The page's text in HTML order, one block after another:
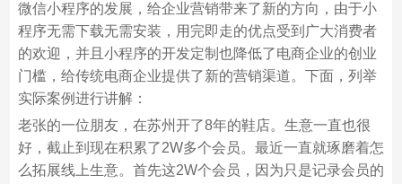
微信小程序的发展，给企业营销带来了新的方向，由于小
程序无需下载无需安装，用完即走的优点受到广大消费者
的欢迎，并且小程序的开发定制也降低了电商企业的创业
门槛，给传统电商企业提供了新的营销渠道。下面，列举
实际案例进行讲解：
老张的一位朋友，在苏州开了8年的鞋店。生意一直也很
好，截止到现在积累了2W多个会员。最近一直就琢磨着怎
么拓展线上生意。首先这2W个会员，因为只是记录会员的